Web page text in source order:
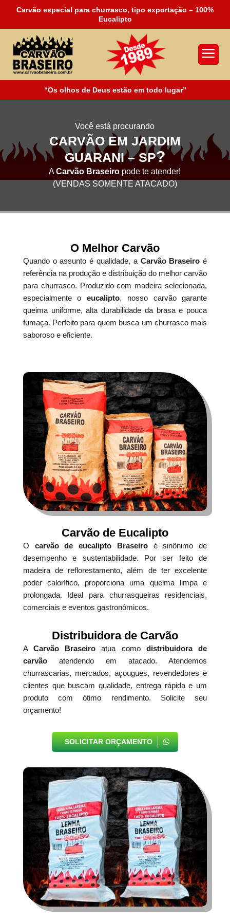
Carvão especial para churrasco, tipo exportação – 100%
Eucalipto
a
“Os olhos de Deus estão em todo lugar”
Você está procurando
CARVÃO EM JARDIM
GUARANI – SP?
ACarvão Braseiro pode te atender!
(VENDAS SOMENTE ATACADO)
O Melhor Carvão
Quando o assunto é qualidade, a Carvão Braseiro é
referência na produção e distribuição do melhor carvão
para churrasco. Produzido com madeira selecionada,
especialmente oeucalipto, nosso carvão garante
queima uniforme, alta durabilidade da brasa e pouca
fumaça. Perfeito para quem busca um churrasco mais
saboroso e eficiente.
Carvão de Eucalipto
O carvão de eucalipto Braseiroé sinônimo de
desempenho e sustentabilidade. Por ser feito de
madeira de reflorestamento, além de ter excelente
poder calorífico, proporciona uma queima limpa e
prolongada. Ideal para churrasqueiras residenciais,
comerciais e eventos gastronômicos.
Distribuidora de Carvão
ACarvão Braseiro atua como distribuidora de
carvãoatendendo em atacado. Atendemos
churrascarias, mercados, açougues, revendedores e
clientes que buscam qualidade, entrega rápida e um
produto com ótimo rendimento. Solicite seu
orçamento!
SOLICITAR ORÇAMENTO